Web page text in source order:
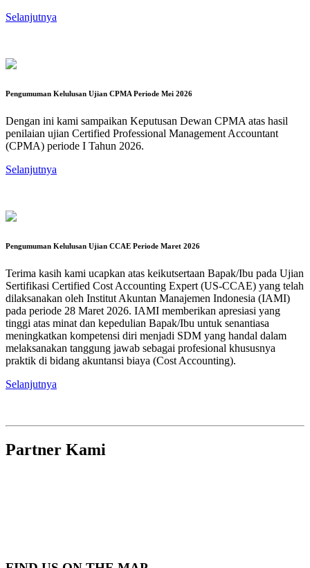
Selanjutnya
Pengumuman Kelulusan Ujian CPMA Periode Mei 2026
Dengan ini kami sampaikan Keputusan Dewan CPMA atas hasil
penilaian ujian Certified Professional Management Accountant
(CPMA) periode I Tahun 2026.
Selanjutnya
Pengumuman Kelulusan Ujian CCAE Periode Maret 2026
Terima kasih kami ucapkan atas keikutsertaan Bapak/Ibu pada Ujian
Sertifikasi Certified Cost Accounting Expert (US-CCAE) yang telah
dilaksanakan oleh Institut Akuntan Manajemen Indonesia (IAMI)
pada periode 28 Maret 2026. IAMI memberikan apresiasi yang
tinggi atas minat dan kepedulian Bapak/Ibu untuk senantiasa
meningkatkan kompetensi diri menjadi SDM yang handal dalam
melaksanakan tanggung jawab sebagai profesional khususnya
praktik di bidang akuntansi biaya (Cost Accounting).
Selanjutnya
Partner Kami